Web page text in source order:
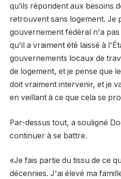
qu’ils répondent aux besoins
retrouvent sans logement. Je
gouvernement fédéral n'a
qu'il a vraiment été laissé à
gouvernements locaux de
de logement, et je pense que
doit vraiment intervenir, et je
en veillant à ce que cela se
Par-dessus tout, a souligné
continuer à se battre.
«Je fais partie du tissu de ce
décennies. J'ai élevé ma